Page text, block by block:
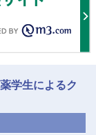
学生によるク